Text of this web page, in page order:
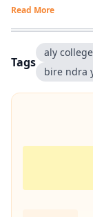
Read More
Tags
aly
bire ndra